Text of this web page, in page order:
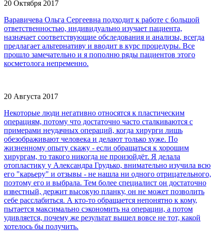
20 Октября 2017
Варавичева Ольга Сергеевна подходит к работе с большой
ответственностью, индивидуально изучает пациента,
назначает соответствующие обследования и анализы, всегда
предлагает альтернативу и вводит в курс процедуры. Все
прошло замечательно и я пополню ряды пациентов этого
косметолога непременно.
20 Августа 2017
Некоторые люди негативно относятся к пластическим
операциям, потому что достаточно часто сталкиваются с
примерами неудачных операций, когда хирурги лишь
обезображивают человека и делают только хуже. По
жизненному опыту скажу - если обращаться к хорошим
хирургам, то такого никогда не произойдёт. Я делала
отопластику у Александра Грудько, внимательно изучила всю
его "карьеру" и отзывы - не нашла ни одного отрицательного,
поэтому его и выбрала. Тем более специалист он достаточно
известный, держит высокую планку, он не может позволить
себе расслабиться. А кто-то обращается непонятно к кому,
пытается максимально сэкономить на операции, а потом
удивляется, почему же результат вышел вовсе не тот, какой
хотелось бы получить.